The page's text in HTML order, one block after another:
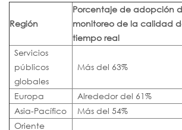
Región
Porcentaje de adopción
monitoreo de la calidad
tiempo real
Servicios
públicos
globales
Más del 63%
Europa
Alrededor del 61%
Asia-Pacífico
Más del 54%
Oriente